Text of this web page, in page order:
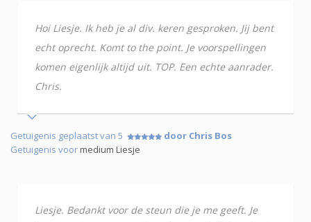
Hoi Liesje. Ik heb je al div. keren gesproken. Jij bent
echt oprecht. Komt to the point. Je voorspellingen
komen eigenlijk altijd uit. TOP. Een echte aanrader.
Chris.
Getuigenis geplaatst van 5
door Chris Bos
Getuigenis voormedium Liesje
Liesje. Bedankt voor de steun die je me geeft. Je